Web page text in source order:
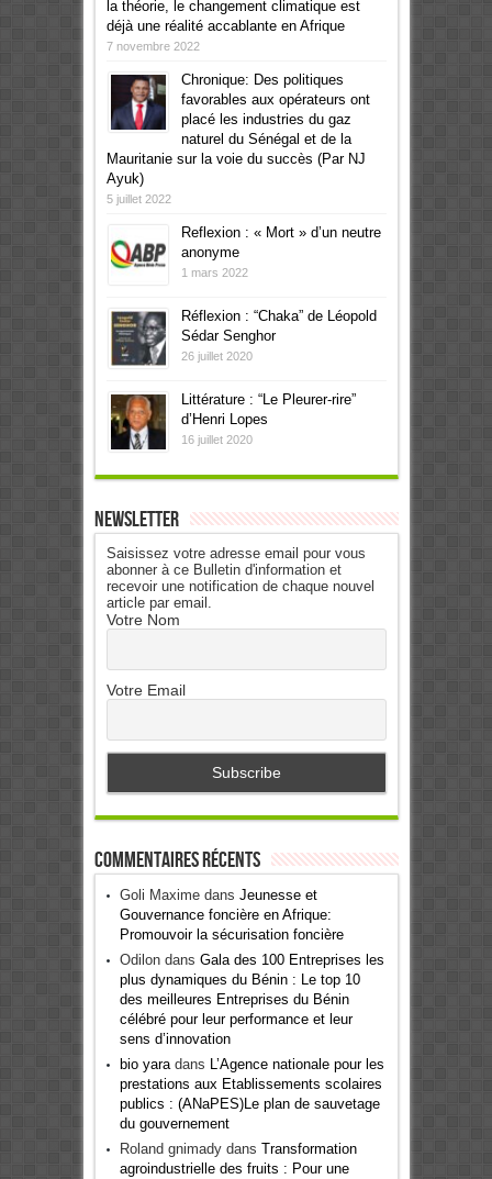
la théorie, le changement climatique est
déjà une réalité accablante en Afrique
7 novembre 2022
Chronique: Des politiques
favorables aux opérateurs ont
placé les industries du gaz
naturel du Sénégal et de la
Mauritanie sur la voie du succès (Par NJ
Ayuk)
5 juillet 2022
Reflexion : « Mort » d’un neutre
anonyme
1 mars 2022
Réflexion : “Chaka” de Léopold
Sédar Senghor
26 juillet 2020
Littérature : “Le Pleurer-rire”
d’Henri Lopes
16 juillet 2020
Newsletter
Saisissez votre adresse email pour vous
abonner à ce Bulletin d'information et
recevoir une notification de chaque nouvel
article par email.
Votre Nom
Votre Email
Commentaires récents
Goli Maximedans Jeunesse et
Gouvernance foncière en Afrique:
Promouvoir la sécurisation foncière
Odilondans Gala des 100 Entreprises les
plus dynamiques du Bénin : Le top 10
des meilleures Entreprises du Bénin
célébré pour leur performance et leur
sens d’innovation
bio yaradans L’Agence nationale pour les
prestations aux Etablissements scolaires
publics : (ANaPES)Le plan de sauvetage
du gouvernement
Roland gnimadydans Transformation
agroindustrielle des fruits : Pour une